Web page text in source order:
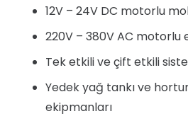
12V – 24V DC motorlu
220V – 380V AC
Tek etkili ve çift etkili
Yedek yağ tankı ve
ekipmanları